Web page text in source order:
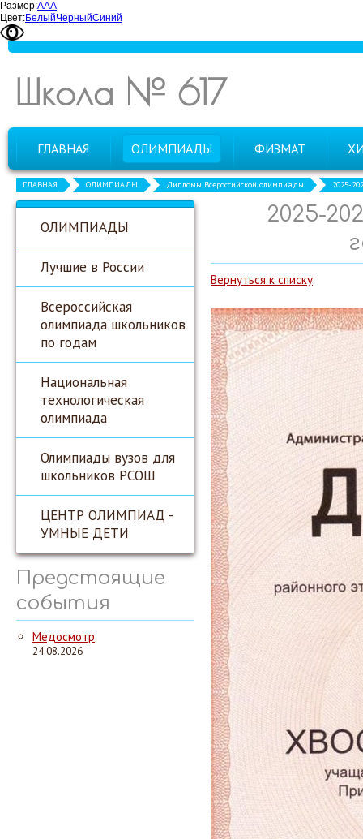
Размер:ААА
Цвет:БелыйЧерныйСиний
Школа № 617
ГЛАВНАЯ ОЛИМПИАДЫ ФИЗМАТ
ГЛАВНАЯ ОЛИМПИАДЫ Дипломы Всероссийской олимпиады 2025-
ОЛИМПИАДЫ
Лучшие в России
Всероссийская
олимпиада школьников
по годам
Национальная
технологическая
олимпиада
Олимпиады вузов для
школьников РСОШ
ЦЕНТР ОЛИМПИАД -
УМНЫЕ ДЕТИ
Предстоящие
события
Медосмотр
24.08.2026
2025-
Вернуться к списку